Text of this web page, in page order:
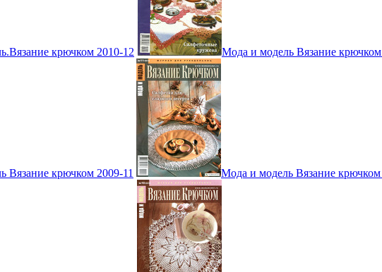
крючком 2010-12 Мода и модель Вязание
Вязание крючком 2009-11 Мода и модель Вязание